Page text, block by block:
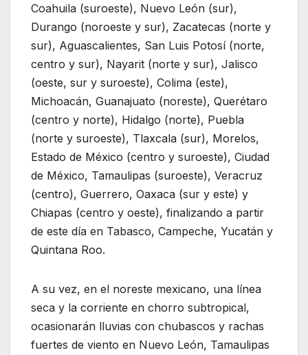
Coahuila (suroeste), Nuevo León (sur),
Durango (noroeste y sur), Zacatecas (norte y
sur), Aguascalientes, San Luis Potosí (norte,
centro y sur), Nayarit (norte y sur), Jalisco
(oeste, sur y suroeste), Colima (este),
Michoacán, Guanajuato (noreste), Querétaro
(centro y norte), Hidalgo (norte), Puebla
(norte y suroeste), Tlaxcala (sur), Morelos,
Estado de México (centro y suroeste), Ciudad
de México, Tamaulipas (suroeste), Veracruz
(centro), Guerrero, Oaxaca (sur y este) y
Chiapas (centro y oeste), finalizando a partir
de este día en Tabasco, Campeche, Yucatán y
Quintana Roo.
A su vez, en el noreste mexicano, una línea
seca y la corriente en chorro subtropical,
ocasionarán lluvias con chubascos y rachas
fuertes de viento en Nuevo León, Tamaulipas